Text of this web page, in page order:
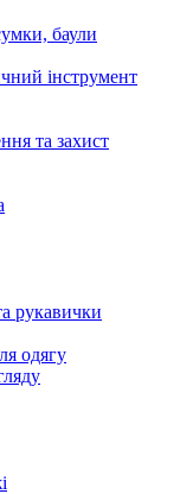
баули
інструмент
та захист
рукавички
одягу